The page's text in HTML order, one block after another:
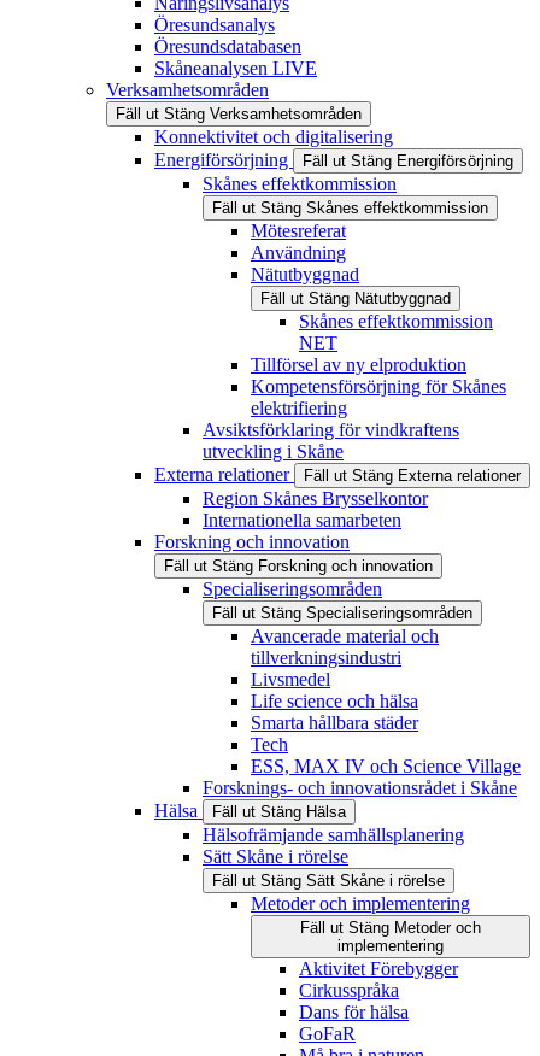
Öresundsanalys
Öresundsdatabasen
Skåneanalysen LIVE
Verksamhetsområden
Fäll ut Stäng Verksamhetsområden
Konnektivitet och digitalisering
Energiförsörjning
Fäll ut Stäng Energiförsörjning
Skånes effektkommission
Fäll ut Stäng Skånes effektkommission
Mötesreferat
Användning
Nätutbyggnad
Fäll ut Stäng Nätutbyggnad
Skånes effektkommission
NET
Tillförsel av ny elproduktion
Kompetensförsörjning för Skånes
elektrifiering
Avsiktsförklaring för vindkraftens
utveckling i Skåne
Externa relationer
Fäll ut Stäng Externa relationer
Region Skånes Brysselkontor
Internationella samarbeten
Forskning och innovation
Fäll ut Stäng Forskning och innovation
Specialiseringsområden
Fäll ut Stäng Specialiseringsområden
Avancerade material och
tillverkningsindustri
Livsmedel
Life science och hälsa
Smarta hållbara städer
Tech
ESS, MAX IV och Science Village
Forsknings- och innovationsrådet i Skåne
Hälsa
Fäll ut Stäng Hälsa
Hälsofrämjande samhällsplanering
Sätt Skåne i rörelse
Fäll ut Stäng Sätt Skåne i rörelse
Metoder och implementering
Fäll ut Stäng Metoder och
implementering
Aktivitet Förebygger
Cirkusspråka
Dans för hälsa
GoFaR